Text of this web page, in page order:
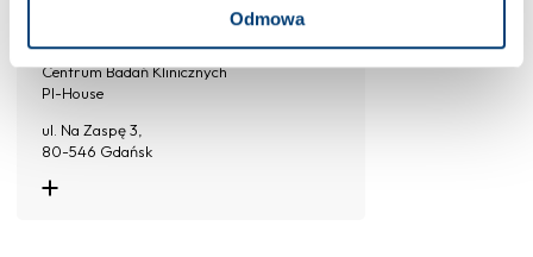
Odmowa
Badania kliniczne – Gdańsk
Centrum Badań Klinicznych
PI-House
ul. Na Zaspę 3,
80-546 Gdańsk